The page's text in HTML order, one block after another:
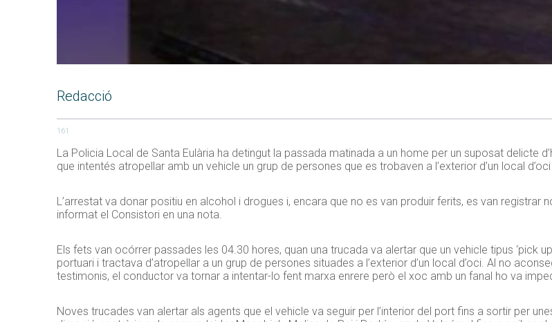
Redacció
161
La Policia Local de Santa Eulària ha detingut la passada matinada a un home per un suposat delicte
que intentés atropellar amb un vehicle un grup de persones que es trobaven a l’exterior d’un local
L’arrestat va donar positiu en alcohol i drogues i, encara que no es van produir ferits, es van registrar
informat el Consistori en una nota.
Els fets van ocórrer passades les 04.30 hores, quan una trucada va alertar que un vehicle tipus ‘pick
portuari i tractava d’atropellar a un grup de persones situades a l’exterior d’un local d’oci. Al no
testimonis, el conductor va tornar a intentar-lo fent marxa enrere però el xoc amb un fanal ho va
Noves trucades van alertar als agents que el vehicle va seguir per l’interior del port fins a sortir per